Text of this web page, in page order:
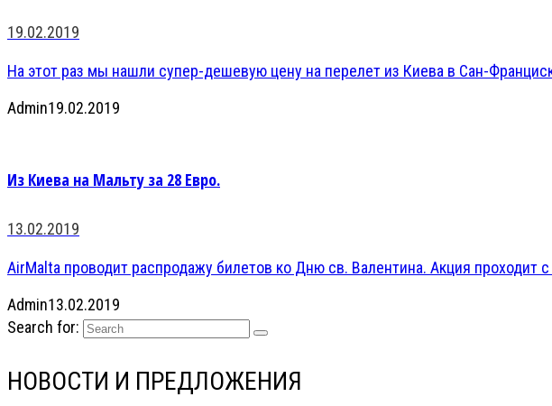
19.02.2019
На этот раз мы нашли супер-дешевую цену на перелет из Киева в Сан-
Admin19.02.2019
Из Киева на Мальту за 28 Евро.
13.02.2019
AirMalta проводит распродажу билетов ко Дню св. Валентина. Акция проходит
Admin13.02.2019
Search for:
НОВОСТИ И ПРЕДЛОЖЕНИЯ